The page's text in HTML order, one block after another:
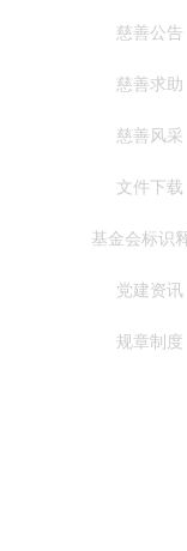
慈善公告
慈善求助
慈善风采
文件下载
基金会标识
党建资讯
规章制度